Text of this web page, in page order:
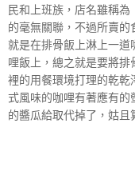
民和上班族，店名雖稱
的毫無關聯，不過所賣
就是在排骨飯上淋上一
哩飯上，總之就是要將
裡的用餐環境打理的乾
式風味的咖哩有著應有
的醬瓜給取代掉了，姑且